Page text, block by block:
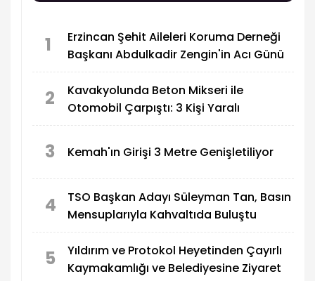
1
Erzincan Şehit Aileleri Koruma Derneği
Başkanı Abdulkadir Zengin'in Acı Günü
2
Kavakyolunda Beton Mikseri ile
Otomobil Çarpıştı: 3 Kişi Yaralı
3 Kemah'ın Girişi 3 Metre Genişletiliyor
4
TSO Başkan Adayı Süleyman Tan, Basın
Mensuplarıyla Kahvaltıda Buluştu
5
Yıldırım ve Protokol Heyetinden Çayırlı
Kaymakamlığı ve Belediyesine Ziyaret